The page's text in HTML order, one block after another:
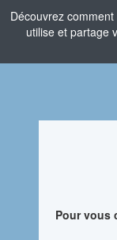
Découvrez
utilise et partage
Pour vous